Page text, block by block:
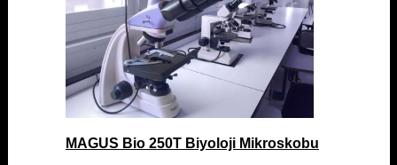
MAGUS Bio 250T Biyoloji Mikroskobu
MAGUS Bio 250T Biyoloji Mikroskobu